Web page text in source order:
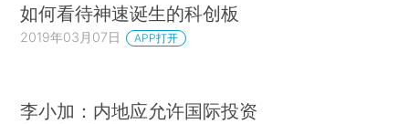
如何看待神速诞生的科创板
2019年03月07日 APP打开
李小加：内地应允许国际投资